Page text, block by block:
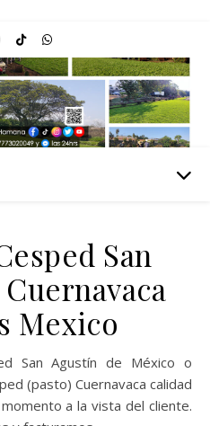
San
Mexico
(pasto) Cuernavaca calidad
a la vista del cliente.